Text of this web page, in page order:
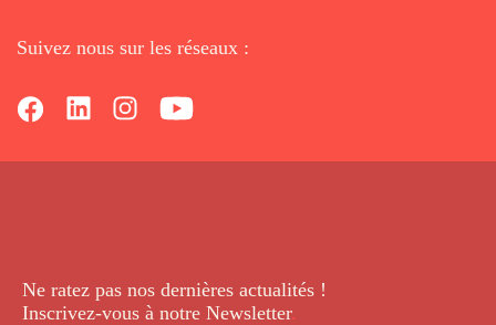
Suivez nous sur les réseaux :
Ne ratez pas nos dernières actualités !
Inscrivez-vous à notre Newsletter.